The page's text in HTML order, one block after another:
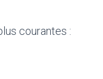
courantes :